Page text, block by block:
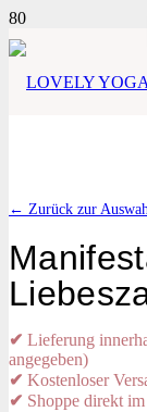
← Zurück zur
✔ Lieferung
angegeben)
✔ Kostenloser
✔ Shoppe direkt